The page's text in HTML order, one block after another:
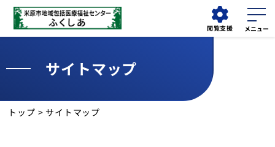
閲覧支援
小児科
検索する
外来
担当医表
サイトマップ
トップ > サイトマップ